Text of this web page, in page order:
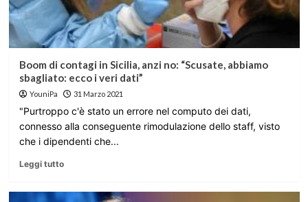
Boom di contagi in Sicilia, anzi no: “Scusate, abbiamo
sbagliato: ecco i veri dati”
YouniPa 31 Marzo 2021
"Purtroppo c'è stato un errore nel computo dei dati,
connesso alla conseguente rimodulazione dello staff, visto
che i dipendenti che...
Leggi tutto